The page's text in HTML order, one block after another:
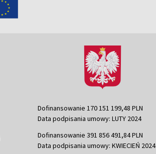
Dofinansowanie 170 151 199,48 PLN
Data podpisania umowy: LUTY 2024
Dofinansowanie 391 856 491,84 PLN
Data podpisania umowy: KWIECIEŃ 2024